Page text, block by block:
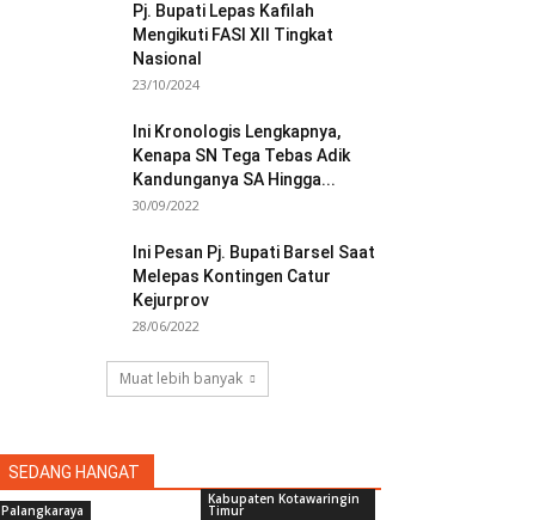
Pj. Bupati Lepas Kafilah
Mengikuti FASI XII Tingkat
Nasional
23/10/2024
Ini Kronologis Lengkapnya,
Kenapa SN Tega Tebas Adik
Kandunganya SA Hingga...
30/09/2022
Ini Pesan Pj. Bupati Barsel Saat
Melepas Kontingen Catur
Kejurprov
28/06/2022
Muat lebih banyak
SEDANG HANGAT
Palangkaraya
Kabupaten Kotawaringin
Timur